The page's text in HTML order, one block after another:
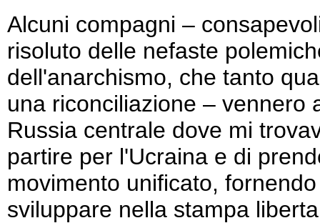
Alcuni compagni –
risoluto delle nefaste
dell'anarchismo, che tanto
una riconciliazione – vennero
Russia centrale dove mi
partire per l'Ucraina e di
movimento unificato,
sviluppare nella stampa